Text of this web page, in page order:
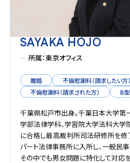
SAYAKA HOJO
所属：東京オフィス
離婚
不倫慰謝料（請求したい方）
不倫慰謝料（請求された方）
B
千葉県松戸市出身。千葉日本大学第
学部法律学科、学習院大学法科大学
に合格し最高裁判所司法研修所を修
パート法律事務所に入所し、一般民
その中でも男女問題に特化して対応